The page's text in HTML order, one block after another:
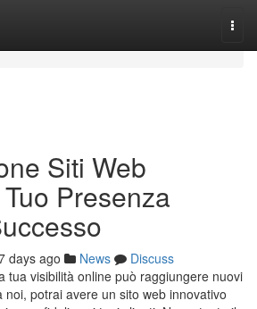
Siti Web
Presenza
days ago News
Discuss
tua visibilità online può raggiungere nuovi
noi, potrai avere un sito web innovativo